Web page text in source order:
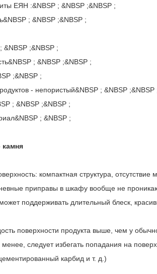
ЕЯН :&NBSP ; &NBSP ;&NBSP ;
; &NBSP ;&NBSP ;
&NBSP ;&NBSP ;
; &NBSP ;&NBSP ;
;&NBSP ;
- непористый&NBSP ; &NBSP ;&NBSP
; &NBSP ;&NBSP ;
; &NBSP ;
камня
компактная структура,
приправы в шкафу вообще не
поддерживать длительный блеск,
поверхности продукта выше, чем у
следует избегать попадания на
карбид и т. д.)